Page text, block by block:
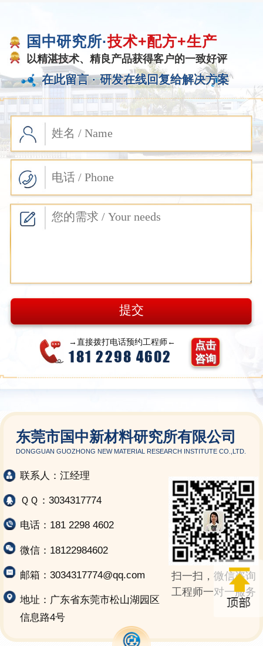
国中研究所·技术+配方+生产
以精湛技术、精良产品获得客户的一致好评
在此留言 · 研发在线回复给解决方案
→直接拨打电话预约工程师←
181 2298 4602
点击
咨询
东莞市国中新材料研究所有限公司
DONGGUAN GUOZHONG NEW MATERIAL RESEARCH INSTITUTE CO.,LTD.
联系人：江经理
ＱＱ：3034317774
电话：181 2298 4602
微信：18122984602
邮箱：3034317774@qq.com
地址：广东省东莞市松山湖园区
信息路4号
扫一扫，微信咨询
工程师一对一服务